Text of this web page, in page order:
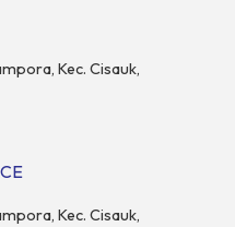
Kec. Cisauk,
Kec. Cisauk,